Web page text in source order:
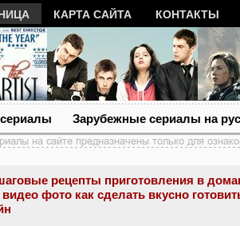
КАРТА САЙТА КОНТАКТЫ
Зарубежные сериалы на
рецепты приготовления в
фото как сделать вкусно